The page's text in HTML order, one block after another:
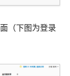
（下图为登录